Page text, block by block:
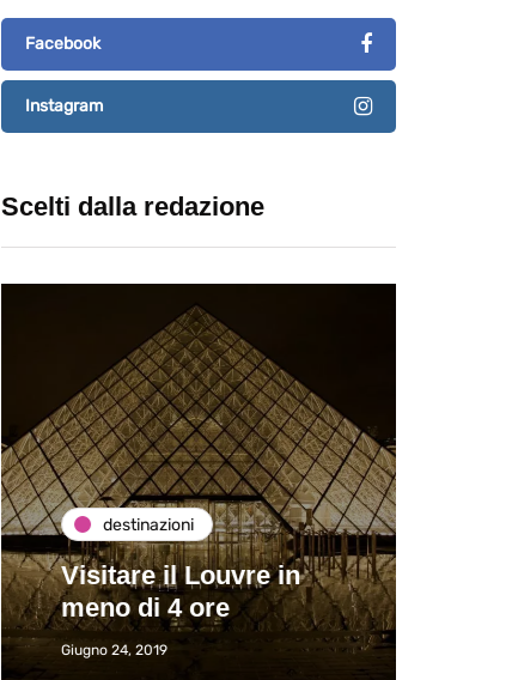
Facebook
Instagram
Scelti dalla redazione
destinazioni
Visitare il Louvre in
meno di 4 ore
Giugno 24, 2019